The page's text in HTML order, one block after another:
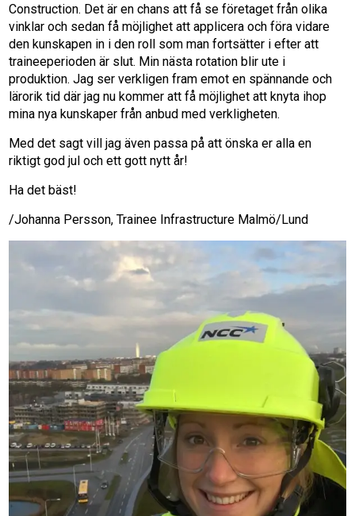
Construction. Det är en chans att få se företaget från olika
vinklar och sedan få möjlighet att applicera och föra vidare
den kunskapen in i den roll som man fortsätter i efter att
traineeperioden är slut. Min nästa rotation blir ute i
produktion. Jag ser verkligen fram emot en spännande och
lärorik tid där jag nu kommer att få möjlighet att knyta ihop
mina nya kunskaper från anbud med verkligheten.
Med det sagt vill jag även passa på att önska er alla en
riktigt god jul och ett gott nytt år!
Ha det bäst!
/Johanna Persson, Trainee Infrastructure Malmö/Lund